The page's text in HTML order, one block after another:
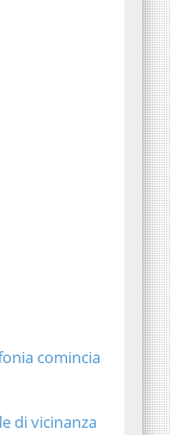
comincia
di vicinanza